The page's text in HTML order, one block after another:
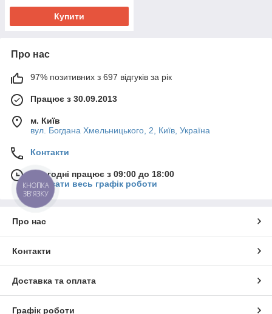
Купити
Про нас
97% позитивних з 697 відгуків за рік
Працює з 30.09.2013
м. Київ
вул. Богдана Хмельницького, 2, Київ, Україна
Контакти
Сьогодні працює з 09:00 до 18:00
Показати весь графік роботи
Про нас
Контакти
Доставка та оплата
Графік роботи
КНОПКА
ЗВ'ЯЗКУ